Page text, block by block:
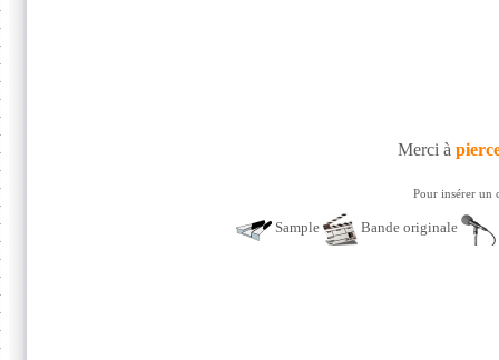
Merci à
Pour insérer un
Sample Bande originale